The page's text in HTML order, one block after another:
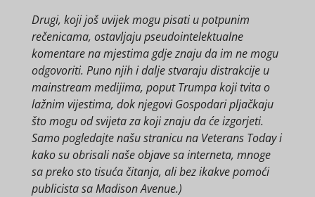
Drugi, koji još uvijek mogu pisati u potpunim
rečenicama, ostavljaju pseudointelektualne
komentare na mjestima gdje znaju da im ne mogu
odgovoriti. Puno njih i dalje stvaraju distrakcije u
mainstream medijima, poput Trumpa koji tvita o
lažnim vijestima, dok njegovi Gospodari pljačkaju
što mogu od svijeta za koji znaju da će izgorjeti.
Samo pogledajte našu stranicu na Veterans Today i
kako su obrisali naše objave sa interneta, mnoge
sa preko sto tisuća čitanja, ali bez ikakve pomoći
publicista sa Madison Avenue.)